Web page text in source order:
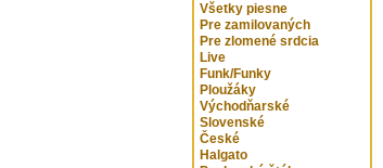
Všetky piesne
Pre zamilovaných
Pre zlomené srdcia
Live
Funk/Funky
Ploužáky
Východňarské
Slovenské
České
Halgato